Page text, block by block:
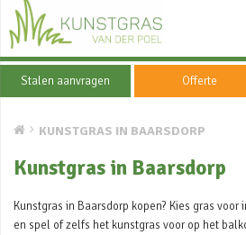
Stalen aanvragen Offerte
KUNSTGRAS IN BAARSDORP
Kunstgras in Baarsdorp
Kunstgras in Baarsdorp kopen? Kies gras
en spel of zelfs het kunstgras voor op het